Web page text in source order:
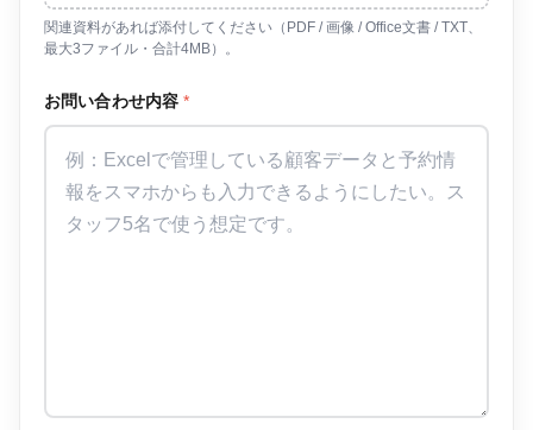
関連資料があれば添付してください（PDF / 画像 / Office文書 / TXT、
最大3ファイル・合計4MB）。
お問い合わせ内容*